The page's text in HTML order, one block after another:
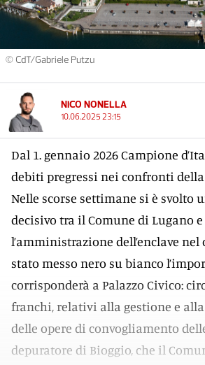
© CdT/Gabriele Putzu
NICO NONELLA
10.06.2025 23:15
Dal 1. gennaio 2026 Campione
debiti pregressi nei confronti
Nelle scorse settimane si è svolto
decisivo tra il Comune di Lugano e
l’amministrazione dell’enclave nel
stato messo nero su bianco
corrisponderà a Palazzo Civico:
franchi, relativi alla gestione e
delle opere di convogliamento
depuratore di Bioggio, che il